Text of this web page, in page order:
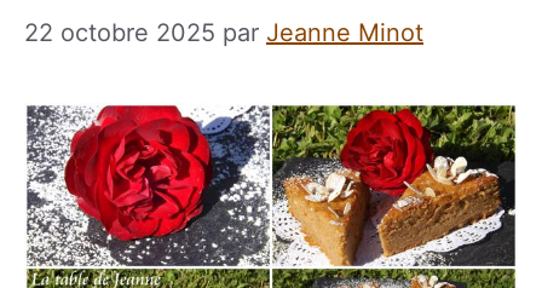
22 octobre 2025 par Jeanne Minot